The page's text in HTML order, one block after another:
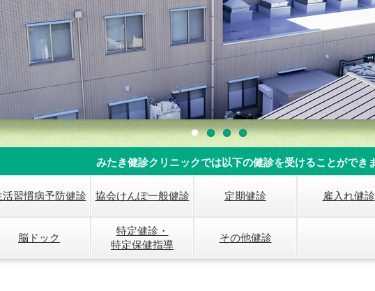
みたき健診クリニックでは以下の健診を受けることができ
活習慣病予防健診 協会けんぽ一般健診 定期健診 雇入れ健診
脳ドック
特定健診・
特定保健指導
その他健診